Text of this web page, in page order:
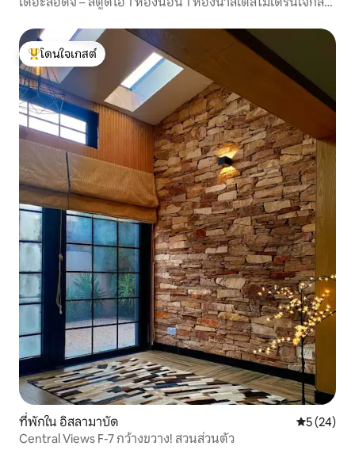
โดนใจเกสต์ที่สุด
โดนใจเกสต์
ที่พักใน อิสลามาบัด คะแนนเฉลี่
5 (24)
Central Views F-7 กว้างขวาง! สวนส่วนตัว